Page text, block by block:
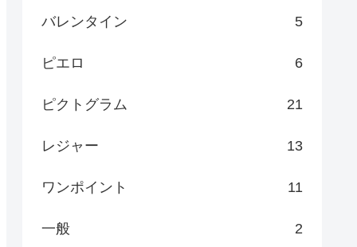
バレンタイン 5
ピエロ 6
ピクトグラム 21
レジャー 13
ワンポイント 11
一般 2